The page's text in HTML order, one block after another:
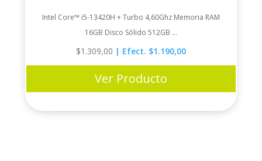
Intel Core™ i5-13420H + Turbo 4,60Ghz Memoria RAM
16GB Disco Sólido 512GB ...
$1.309,00 | Efect. $1.190,00
Ver Producto